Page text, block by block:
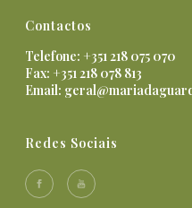
Contactos
Telefone: +351 218 075 070
Fax: +351 218 078 813
Email:
Redes Sociais